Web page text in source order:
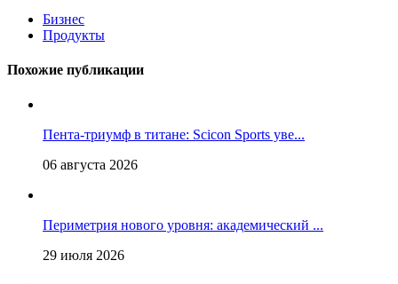
Бизнес
Продукты
Похожие публикации
Пента-триумф в титане: Scicon Sports уве...
06 августа 2026
Периметрия нового уровня: академический ...
29 июля 2026